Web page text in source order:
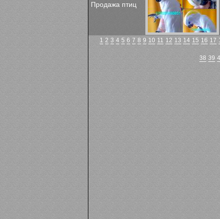
Продажа птиц
1 2 3 4 5 6 7 8 9 10 11 12 13 14 15 16 17
38 39